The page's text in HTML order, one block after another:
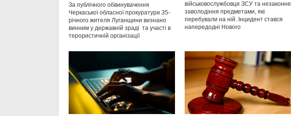
За публічного обвинувачення
Черкаської обласної прокуратури 35-
річного жителя Луганщини визнано
винним у державній зраді та участі в
терористичній організації
військовослужбовця ЗСУ та незаконне
заволодіння предметами, які
перебували на ній. Інцидент стався
напередодні Нового